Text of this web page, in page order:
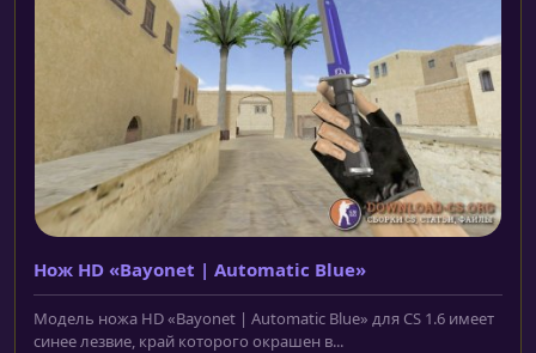
Нож HD «Bayonet | Automatic Blue»
Модель ножа HD «Bayonet | Automatic Blue» для CS 1.6 имеет
синее лезвие, край которого окрашен в...